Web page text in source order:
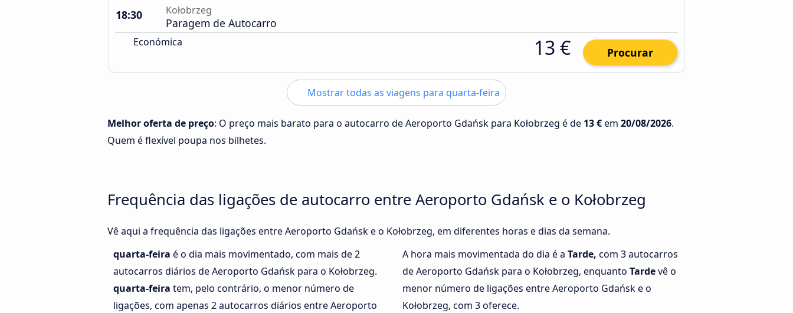
18:30
Kołobrzeg
Paragem de Autocarro
Económica 13 € Procurar
Mostrar todas as viagens para quarta-feira
Melhor oferta de preço: O preço mais barato para o autocarro de Aeroporto Gdańsk para Kołobrzeg é de 13 €em 20/08/2026.
Quem é flexível poupa nos bilhetes.
Frequência das ligações de autocarro entre Aeroporto Gdańsk e o Kołobrzeg
Vê aqui a frequência das ligações entre Aeroporto Gdańsk e o Kołobrzeg, em diferentes horas e dias da semana.
quarta-feira é o dia mais movimentado, com mais de 2
autocarros diários de Aeroporto Gdańsk para o Kołobrzeg.
quarta-feira tem, pelo contrário, o menor número de
ligações, com apenas 2 autocarros diários entre Aeroporto
A hora mais movimentada do dia é a Tarde, com 3 autocarros
de Aeroporto Gdańsk para o Kołobrzeg, enquanto Tardevê o
menor número de ligações entre Aeroporto Gdańsk e o
Kołobrzeg, com 3 oferece.